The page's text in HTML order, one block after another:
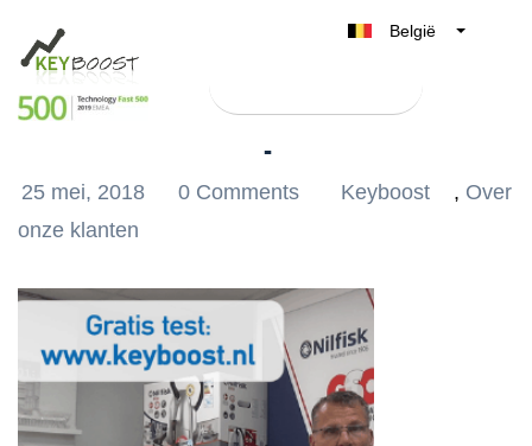
België
Nederland
Nilfisk Shop
25 mei, 2018 0 Comments Keyboost , Over
onze klanten